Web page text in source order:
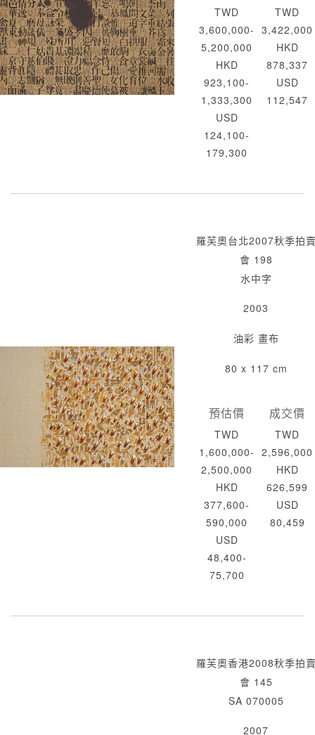
TWD
3,600,000-
5,200,000
HKD
923,100-
1,333,300
USD
124,100-
179,300
TWD
3,422,000
HKD
878,337
USD
112,547
羅芙奧台北2007秋季拍
會 198
水中字
2003
油彩 畫布
80 x 117 cm
預估價
TWD
1,600,000-
2,500,000
HKD
377,600-
590,000
USD
48,400-
75,700
成交價
TWD
2,596,000
HKD
626,599
USD
80,459
羅芙奧香港2008秋季拍
會 145
SA 070005
2007